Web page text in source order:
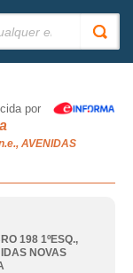
por
AVENIDAS
198 1ºESQ.,
NOVAS